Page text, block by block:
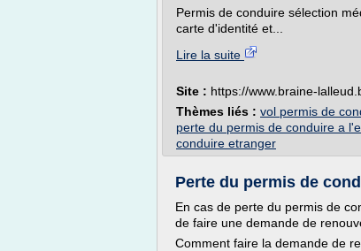
Permis de conduire sélection
carte d'identité et...
Lire la suite
Site : https://www.braine-
Thèmes liés : vol permis de
perte du permis de conduire a
conduire etranger
Perte du permis de
En cas de perte du permis de
de faire une demande de
Comment faire la demande de